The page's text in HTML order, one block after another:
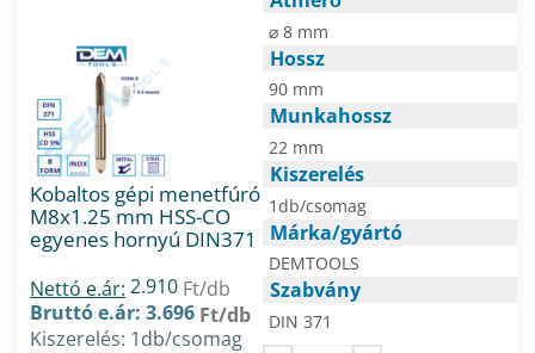
Kobaltos gépi menetfúró
M8x1.25 mm HSS-CO
egyenes hornyú DIN371
Nettó e.ár: 2.910 Ft/db
Bruttó e.ár: 3.696 Ft/db
Kiszerelés: 1db/csomag
⌀ 8 mm
Hossz
90 mm
Munkahossz
22 mm
Kiszerelés
1db/csomag
Márka/gyártó
DEMTOOLS
Szabvány
DIN 371